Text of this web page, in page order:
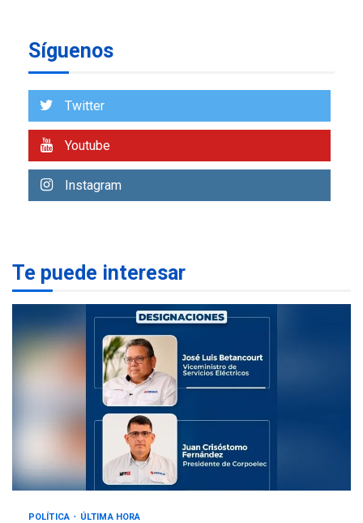
2
Argentina para despedir a
Funsone benefició a 46
4
REGIONALES
llevar a problemas
sanitarios y asumirse como
problema de orden público
REGIONALES
Alcaldía de Mariño climatiza
Núcleo del Sistema de
Orquestas Porlamar
Síguenos
Twitter
Youtube
Instagram
Te puede interesar
POLÍTICA ÚLTIMA HORA